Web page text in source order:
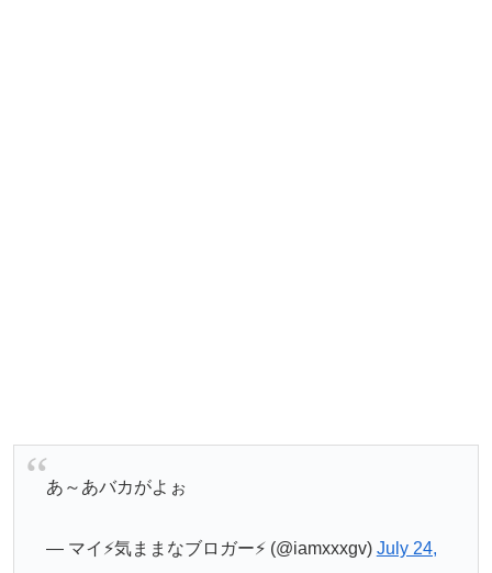
あ～あバカがよぉ
— マイ⚡️気ままなブロガー⚡️ (@iamxxxgv) July 24,